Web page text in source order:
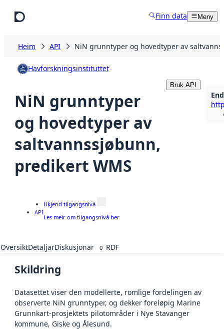
Finn data Meny
Heim API NiN grunntyper og hovedtyper av
Havforskningsinstituttet
NiN grunntyper
og hovedtyper av
saltvannssjøbunn,
predikert WMS
Bruk API
API
Ukjend tilgangsnivå
Les meir om tilgangsnivå her
OversiktDetaljarDiskusjonar 0 RDF
Skildring
Datasettet viser den modellerte, romlige fordelingen av
observerte NiN grunntyper, og dekker foreløpig Marine
Grunnkart-prosjektets pilotområder i Nye Stavanger
kommune, Giske og Ålesund.